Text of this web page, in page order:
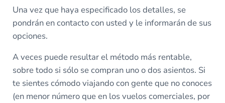
Una vez que haya especificado los detalles, se
pondrán en contacto con usted y le informarán de sus
opciones.
A veces puede resultar el método más rentable,
sobre todo si sólo se compran uno o dos asientos. Si
te sientes cómodo viajando con gente que no conoces
(en menor número que en los vuelos comerciales, por